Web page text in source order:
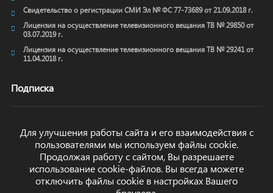
Свидетельство о регистрации СМИ Эл № ФС 77-73689 от 21.09.2018 г.
Лицензия на осуществление телевизионного вещания ТВ № 29850 от
03.07.2019 г.
Лицензия на осуществление телевизионного вещания ТВ № 29241 от
11.04.2018 г.
Подписка
ОТПРАВИТЬ
Для улучшения работы сайта и его взаимодействия с
пользователями мы используем файлы cookie.
Продолжая работу с сайтом, Вы разрешаете
использование cookie-файлов. Вы всегда можете
отключить файлы cookie в настройках Вашего